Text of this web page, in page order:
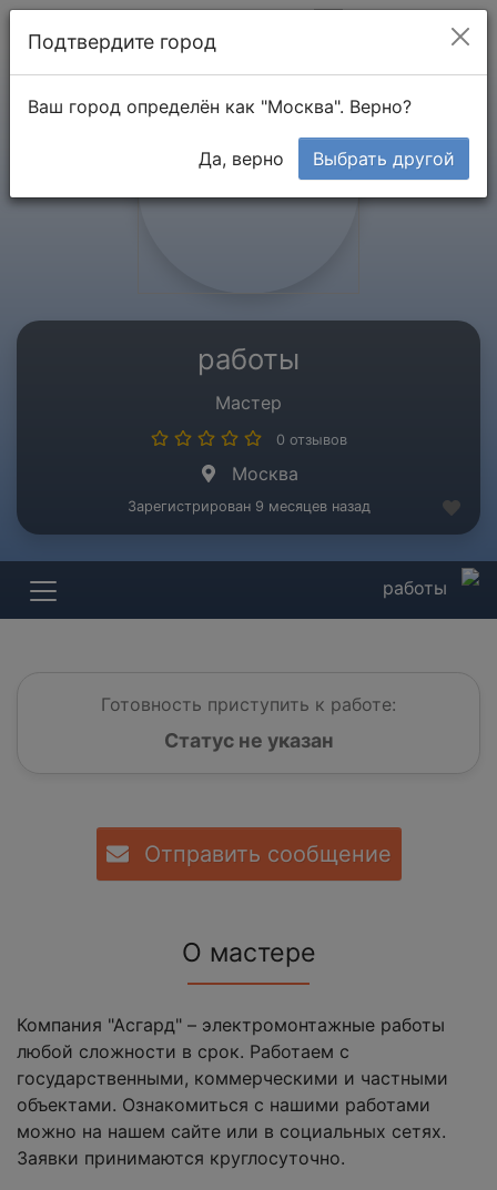
работы
Мастер
0 отзывов
Москва
Зарегистрирован 9 месяцев назад
работы
Готовность приступить к работе:
Статус не указан
Отправить сообщение
О мастере
Компания "Асгард" – электромонтажные работы
любой сложности в срок. Работаем с
государственными, коммерческими и частными
объектами. Ознакомиться с нашими работами
можно на нашем сайте или в социальных сетях.
Заявки принимаются круглосуточно.
Подтвердите город
Ваш город определён как "Москва". Верно?
Да, верно Выбрать другой